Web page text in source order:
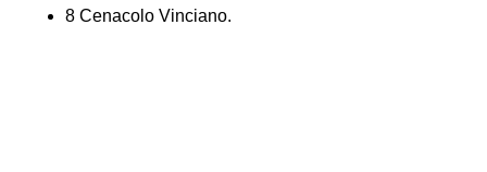
8 Cenacolo Vinciano.